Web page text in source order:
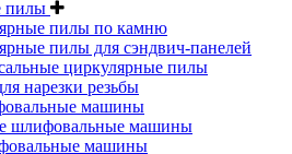
пилы
пилы по камню
пилы для сэндвич-панелей
циркулярные пилы
нарезки резьбы
машины
шлифовальные машины
машины